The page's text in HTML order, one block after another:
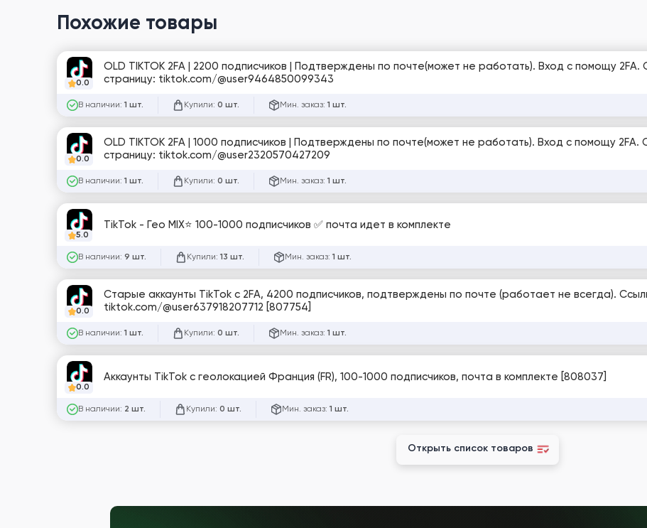
Похожие товары
0.0
OLD TIKTOK 2FA | 2200 подписчиков | Подтверждены по почте(может не работать). Вход с помощу 2FA.
страницу: tiktok.com/@user9464850099343
В наличии: 1 шт. Купили: 0 шт. Мин. заказ: 1 шт.
0.0
OLD TIKTOK 2FA | 1000 подписчиков | Подтверждены по почте(может не работать). Вход с помощу 2FA.
страницу: tiktok.com/@user2320570427209
В наличии: 1 шт. Купили: 0 шт. Мин. заказ: 1 шт.
5.0
TikTok - Гео MIX⭐️ 100-1000 подписчиков ✅ почта идет в комплекте
В наличии: 9 шт. Купили: 13 шт. Мин. заказ: 1 шт.
0.0
Старые аккаунты TikTok с 2FA, 4200 подписчиков, подтверждены по почте (работает не всегда).
tiktok.com/@user637918207712 [807754]
В наличии: 1 шт. Купили: 0 шт. Мин. заказ: 1 шт.
0.0
Аккаунты TikTok с геолокацией Франция (FR), 100-1000 подписчиков, почта в комплекте [808037]
В наличии: 2 шт. Купили: 0 шт. Мин. заказ: 1 шт.
Открыть список товаров